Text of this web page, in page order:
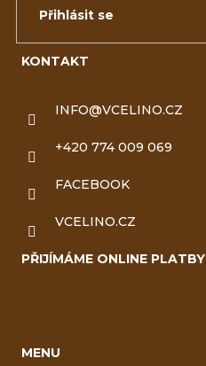
KONTAKT
INFO@VCELINO.CZ
+420 774 009 069
FACEBOOK
VCELINO.CZ
PŘIJÍMÁME ONLINE PLATBY
MENU
Přihlásit se